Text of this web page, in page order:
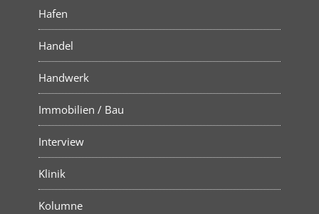
Hafen
Handel
Handwerk
Immobilien / Bau
Interview
Klinik
Kolumne